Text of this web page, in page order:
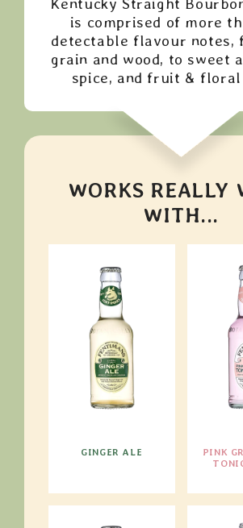
is comprised of more
detectable flavour notes,
grain and wood, to sweet
spice, and fruit & floral
WORKS REALLY
WITH...
GINGER ALE
PINK